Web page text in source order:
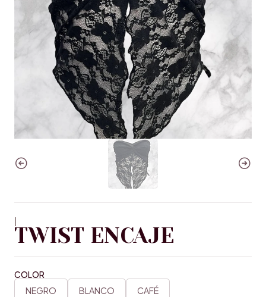
TWIST ENCAJE
COLOR
NEGRO BLANCO CAFÉ